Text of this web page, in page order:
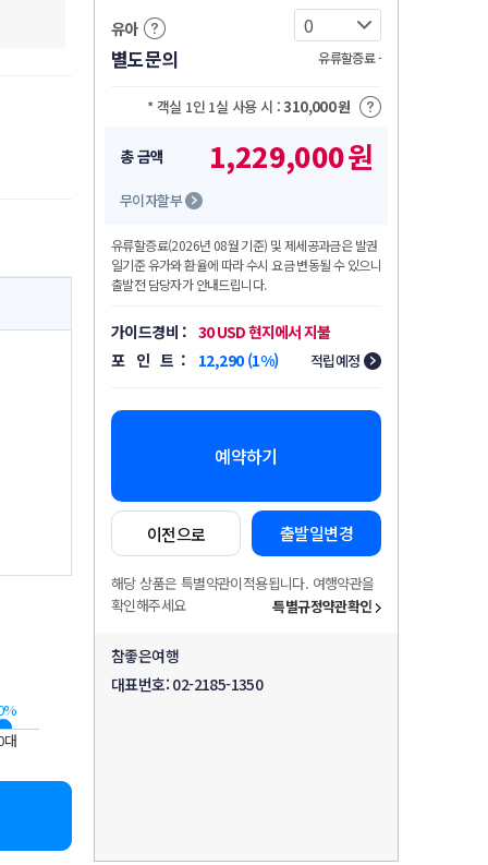
대
유아
별도문의 유류할증료 -
* 객실 1인 1실 사용 시 :310,000원
총 금액 1,229,000원
무이자할부
유류할증료(2026년 08월 기준) 및 제세공과금은 발권
일기준 유가와 환율에 따라 수시 요금 변동될 수 있으니
출발전 담당자가 안내드립니다.
가이드경비 : 30 USD 현지에서 지불
포 인 트 :
12,290 (1%) 적립예정
예약하기
이전으로 출발일변경
해당 상품은 특별약관이적용됩니다. 여행약관을
확인해주세요
특별규정약관확인
참좋은여행
대표번호:02-2185-1350